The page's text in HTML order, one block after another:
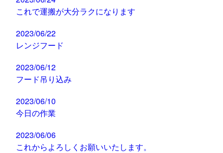
これで運搬が大分ラクになります
2023/06/22
レンジフード
2023/06/12
フード吊り込み
2023/06/10
今日の作業
2023/06/06
これからよろしくお願いいたします。